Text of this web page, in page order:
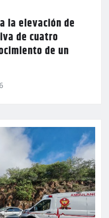
la elevación de
de cuatro
de un